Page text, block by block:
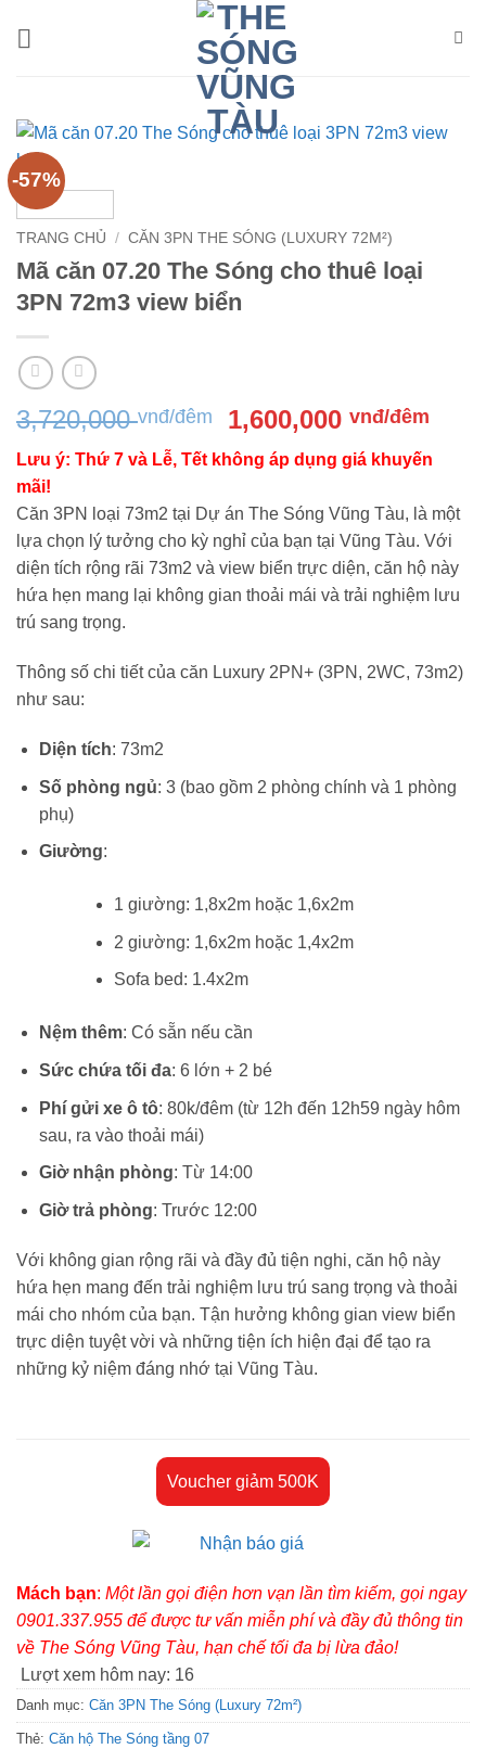
-57%
TRANG CHỦ / CĂN 3PN THE SÓNG (LUXURY 72M²)
Mã căn 07.20 The Sóng cho thuê loại
3PN 72m3 view biển
3,720,000vnđ/đêm
Giá
gốc
là:
đêm.
1,600,000vnđ/đêm
tại
Lưu ý: Thứ 7 và Lễ, Tết không áp dụng giá khuyến
mãi!
Căn 3PN loại 73m2 tại Dự án The Sóng Vũng Tàu, là một
lựa chọn lý tưởng cho kỳ nghỉ của bạn tại Vũng Tàu. Với
diện tích rộng rãi 73m2 và view biển trực diện, căn hộ này
hứa hẹn mang lại không gian thoải mái và trải nghiệm lưu
trú sang trọng.
Thông số chi tiết của căn Luxury 2PN+ (3PN, 2WC, 73m2)
như sau:
Diện tích: 73m2
Số phòng ngủ: 3 (bao gồm 2 phòng chính và 1 phòng
phụ)
Giường:
1 giường: 1,8x2m hoặc 1,6x2m
2 giường: 1,6x2m hoặc 1,4x2m
Sofa bed: 1.4x2m
Nệm thêm: Có sẵn nếu cần
Sức chứa tối đa: 6 lớn + 2 bé
Phí gửi xe ô tô: 80k/đêm (từ 12h đến 12h59 ngày hôm
sau, ra vào thoải mái)
Giờ nhận phòng: Từ 14:00
Giờ trả phòng: Trước 12:00
Với không gian rộng rãi và đầy đủ tiện nghi, căn hộ này
hứa hẹn mang đến trải nghiệm lưu trú sang trọng và thoải
mái cho nhóm của bạn. Tận hưởng không gian view biển
trực diện tuyệt vời và những tiện ích hiện đại để tạo ra
những kỷ niệm đáng nhớ tại Vũng Tàu.
Voucher giảm 500K
Mách bạn: Một lần gọi điện hơn vạn lần tìm kiếm, gọi ngay
0901.337.955 để được tư vấn miễn phí và đầy đủ thông tin
về The Sóng Vũng Tàu, hạn chế tối đa bị lừa đảo!
Lượt xem hôm nay: 16
Danh mục: Căn 3PN The Sóng (Luxury 72m²)
Thẻ: Căn hộ The Sóng tầng 07